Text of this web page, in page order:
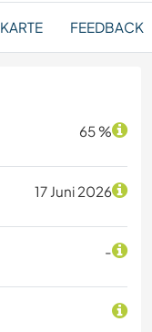
KARTE FEEDBACK
65 %
17 Juni 2026
-